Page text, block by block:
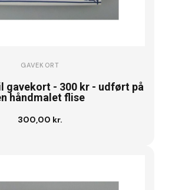
GAVEKORT
gavekort - 300 kr - udført på
håndmalet flise
300,00 kr.
Læg i kurv